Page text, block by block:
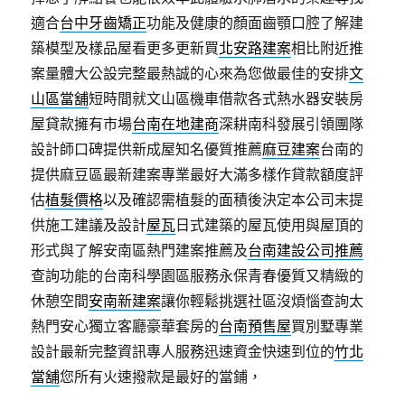
適合台中牙齒矯正功能及健康的顏面齒顎口腔了解建
築模型及樣品屋看更多更新買北安路建案相比附近推
案量體大公設完整最熱誠的心來為您做最佳的安排文
山區當舖短時間就文山區機車借款各式熱水器安裝房
屋貸款擁有市場台南在地建商深耕南科發展引領團隊
設計師口碑提供新成屋知名優質推薦麻豆建案台南的
提供麻豆區最新建案專業最好大滿多樣作貸款額度評
估植髮價格以及確認需植髮的面積後決定本公司末提
供施工建議及設計屋瓦日式建築的屋瓦使用與屋頂的
形式與了解安南區熱門建案推薦及台南建設公司推薦
查詢功能的台南科學園區服務永保青春優質又精緻的
休憩空間安南新建案讓你輕鬆挑選社區沒煩惱查詢太
熱門安心獨立客廳豪華套房的台南預售屋買別墅專業
設計最新完整資訊專人服務迅速資金快速到位的竹北
當舖您所有火速撥款是最好的當鋪，